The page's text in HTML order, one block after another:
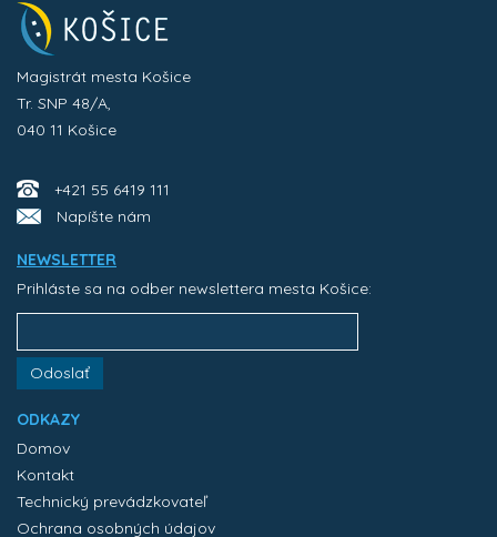
Magistrát mesta Košice
Tr. SNP 48/A,
040 11 Košice
+421 55 6419 111
Napíšte nám
NEWSLETTER
Prihláste sa na odber newslettera mesta Košice:
Odoslať
ODKAZY
Domov
Kontakt
Technický prevádzkovateľ
Ochrana osobných údajov